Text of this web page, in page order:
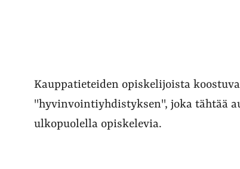
Kauppatieteiden opiskelijoista
"hyvinvointiyhdistyksen", joka tähtää
ulkopuolella opiskelevia.